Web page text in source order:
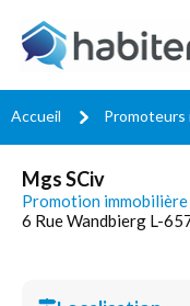
Accueil Promoteurs
Mgs SCiv
Promotion immobilière
6 Rue Wandbierg L-